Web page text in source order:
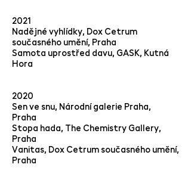
2021
Nadějné vyhlídky, Dox Cetrum
současného umění, Praha
Samota uprostřed davu, GASK, Kutná
Hora
2020
Sen ve snu, Národní galerie Praha,
Praha
Stopa hada, The Chemistry Gallery,
Praha
Vanitas, Dox Cetrum současného umění,
Praha